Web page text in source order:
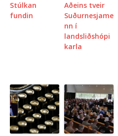
Stúlkan
fundin
Aðeins tveir
Suðurnesjame
nn í
landsliðshópi
karla